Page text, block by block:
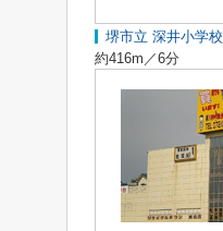
堺市立 深井小学校
約416m／6分